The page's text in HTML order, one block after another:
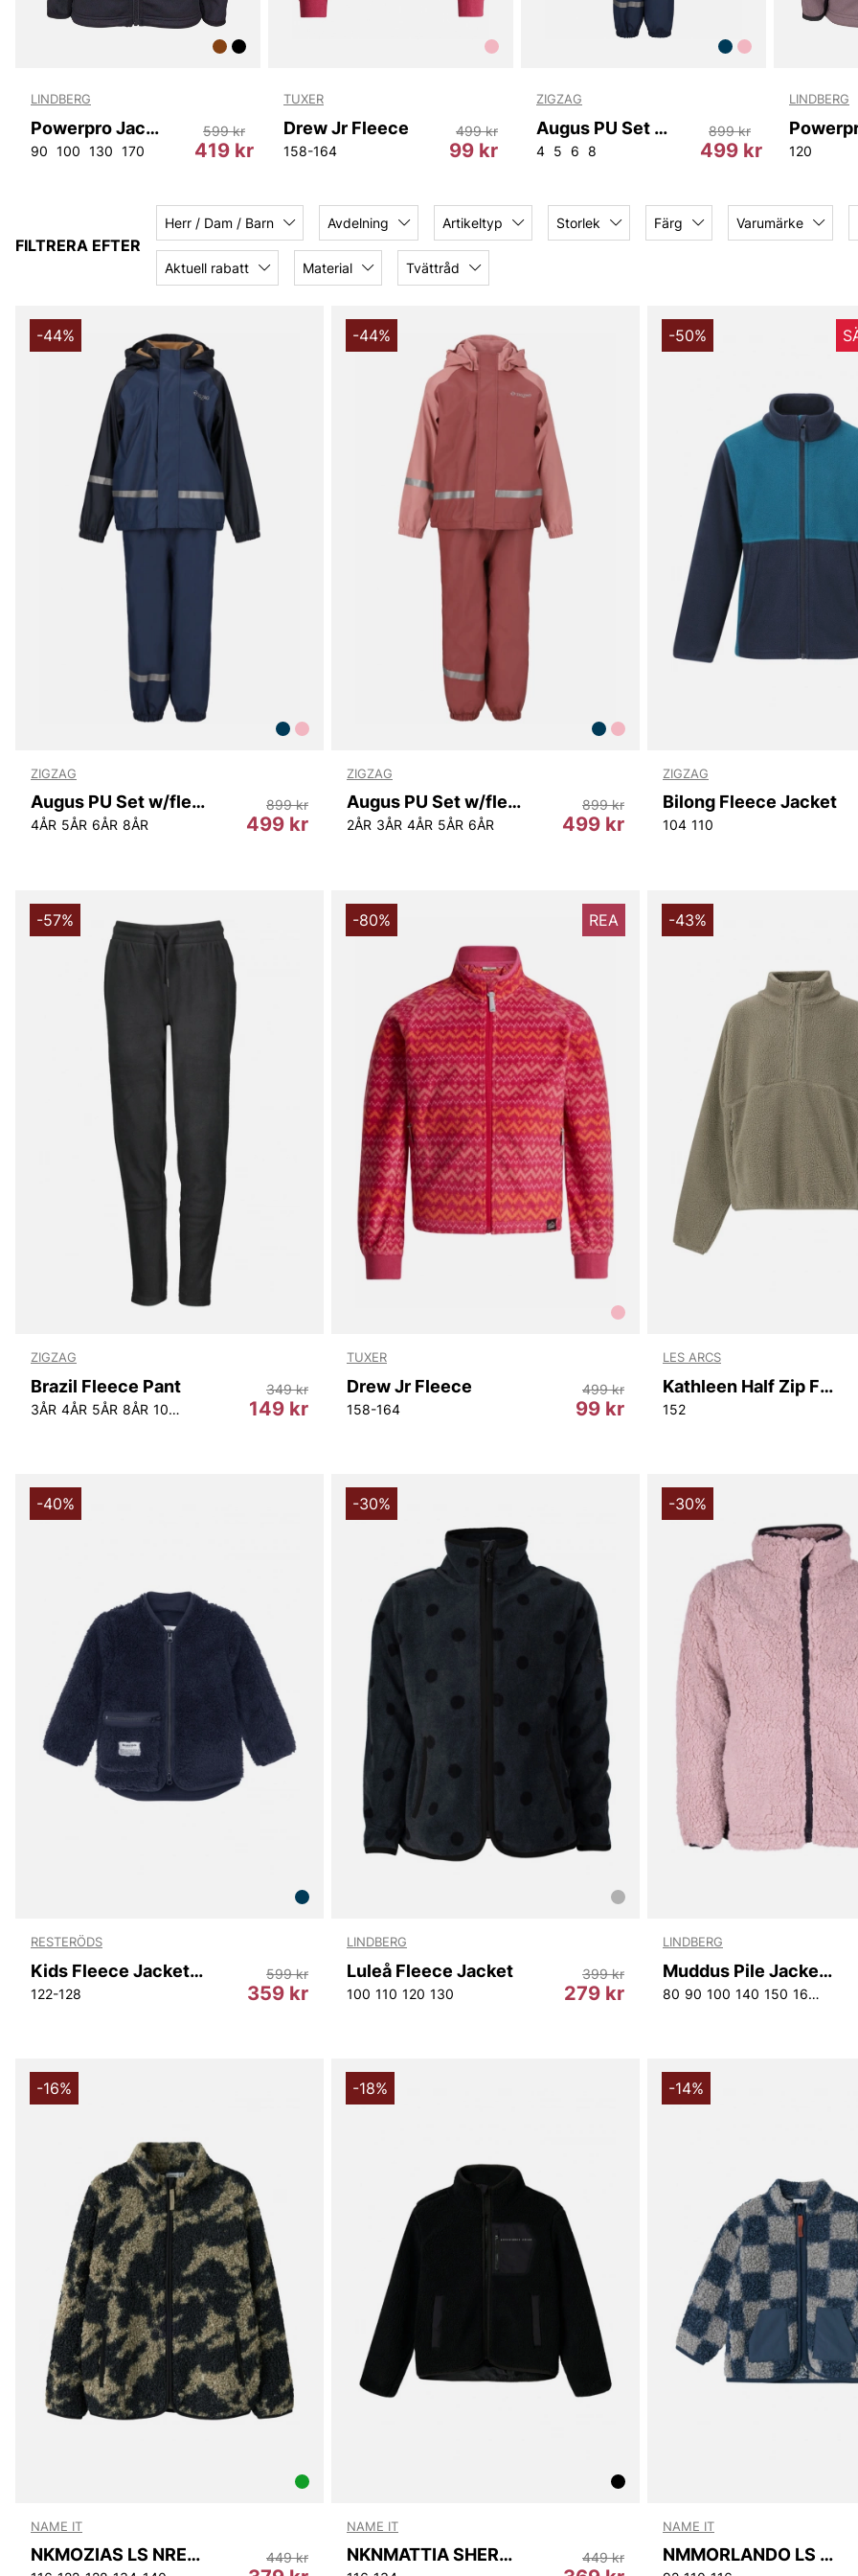
LINDBERG
Powerpro Jacket
90 100 130 170 419 kr
599 kr
TUXER
Drew Jr Fleece
158-164 99 kr
499 kr
ZIGZAG
Augus PU Set w/fleece
4 5 6 8 499 kr
899 kr
LINDBERG
120
FILTRERA EFTER
Herr / Dam / Barn Avdelning Artikeltyp Storlek Färg Varumärke
Aktuell rabatt Material Tvättråd
-44%
ZIGZAG
Augus PU Set w/fleece
4ÅR 5ÅR 6ÅR 8ÅR 499 kr
899 kr
-44%
ZIGZAG
Augus PU Set w/fleece
2ÅR 3ÅR 4ÅR 5ÅR 6ÅR 499 kr
899 kr
-50%
ZIGZAG
Bilong Fleece Jacket
104 110
-57%
ZIGZAG
Brazil Fleece Pant
3ÅR 4ÅR 5ÅR 8ÅR 10ÅR 149 kr
349 kr
-80% REA
TUXER
Drew Jr Fleece
158-164 99 kr
499 kr
-43%
LES ARCS
Kathleen Half Zip Fleece - Youth/Girl
152
-40%
RESTERÖDS
Kids Fleece Jacket Recycled
122-128 359 kr
599 kr
-30%
LINDBERG
Luleå Fleece Jacket
100 110 120 130 279 kr
399 kr
-30%
LINDBERG
Muddus Pile Jacket Windfleece
80 90 100 140 150 160
-16%
NAME IT
NKMOZIAS LS NREG TEDDY CARD 449 kr
-18%
NAME IT
NKNMATTIA SHERPA JACKET PB 449 kr
-14%
NAME IT
NMMORLANDO LS NREG TEDDY CARD